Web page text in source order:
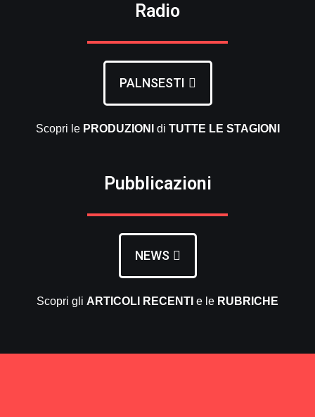
Radio
PALNSESTI
Scopri le PRODUZIONI di TUTTE LE STAGIONI
Pubblicazioni
NEWS
Scopri gli ARTICOLI RECENTI e le RUBRICHE